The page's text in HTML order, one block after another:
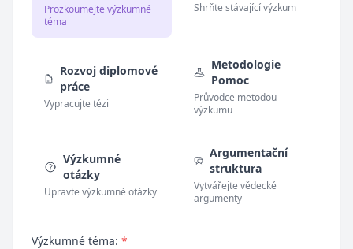
Prozkoumejte výzkumné
téma
Shrňte stávající výzkum
Rozvoj diplomové
práce
Vypracujte tézi
Metodologie
Pomoc
Průvodce metodou
výzkumu
Výzkumné
otázky
Upravte výzkumné otázky
Argumentační
struktura
Vytvářejte vědecké
argumenty
Výzkumné téma: *